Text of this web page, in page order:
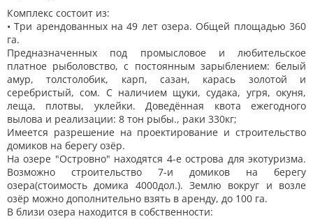
Комплекс состоит из:
• Три арендованных на 49 лет озера. Общей плoщaдью 360
га.
Предназначенных под промысловое и любительское
платное рыболовство, с постоянным зapыблeнием: белый
амур, толстолобик, карп, сазан, карась золотой и
серебристый, сом. С наличием щуки, судака, угря, окуня,
леща, плотвы, уклейки. Доведённая квота ежегодного
вылова и реализации: 8 тон рыбы., раки 330кг;
Имеется разрешение на проектирование и строительство
домиков на берегу озёр.
На озере "Островно" находятся 4-е острова для экотуризма.
Возможно строительство 7-и домиков на берегу
озера(стоимость домика 4000дол.). Землю вокруг и возле
озёр можно дополнительно взять в аренду, до 100 га.
В близи озера находится в собственности: